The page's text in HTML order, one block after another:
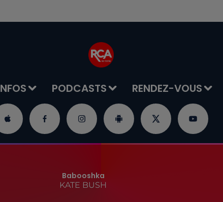
PODCASTS RENDEZ-VOUS
Babooshka
KATE BUSH